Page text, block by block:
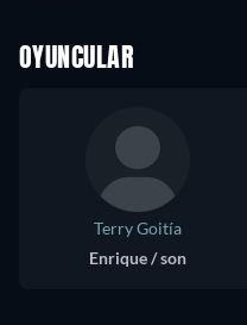
OYUNCULAR
Terry Goitía
Enrique / son